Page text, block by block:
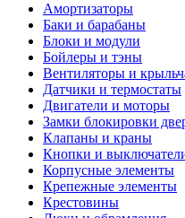
Амортизаторы
Баки и барабаны
Блоки и модули
Бойлеры и тэны
Вентиляторы и
Датчики и термостаты
Двигатели и моторы
Замки блокировки
Клапаны и краны
Кнопки и
Корпусные элементы
Крепежные элементы
Крестовины